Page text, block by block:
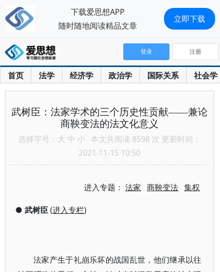
首页 法学 经济学 政治学 国际关系 社会学
登录 注册
武树臣：法家学术的三个历史性贡献——兼论
商鞅变法的法文化意义
选择字号： 大 中 小 本文共阅读 8598 次 更新时间：
2021-11-15 10:50
进入专题：法家 商鞅变法 集权
● 武树臣(进入专栏)
法家产生于礼崩乐坏的战国乱世，他们继承以往
下载爱思想APP
随时随地阅读精品文章
立即下载